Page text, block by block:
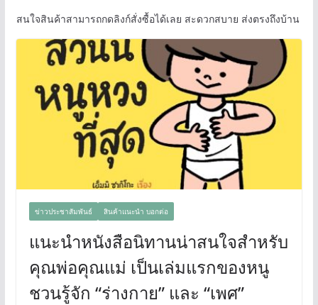
สนใจสินค้าสามารถกดลิงก์สั่งซื้อได้เลย สะดวกสบาย ส่งตรงถึงบ้าน
ข่าวประชาสัมพันธ์ สินค้าแนะนำ บอกต่อ
แนะนำหนังสือนิทานน่าสนใจสำหรับ
คุณพ่อคุณแม่ เป็นเล่มแรกของหนู
ชวนรู้จัก “ร่างกาย” และ “เพศ”